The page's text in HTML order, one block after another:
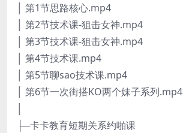
│ 第1节思路核心.mp4
│ 第2节技术课-狙击女神.mp4
│ 第3节技术课-狙击女神.mp4
│ 第4节技术课.mp4
│ 第5节聊sao技术课.mp4
│ 第6节一次街搭KO两个妹子系列.mp4
├─卡卡教育短期关系约啪课